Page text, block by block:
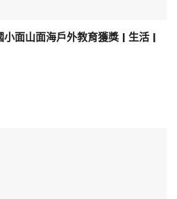
小面山面海戶外教育獲獎 | 生活 |